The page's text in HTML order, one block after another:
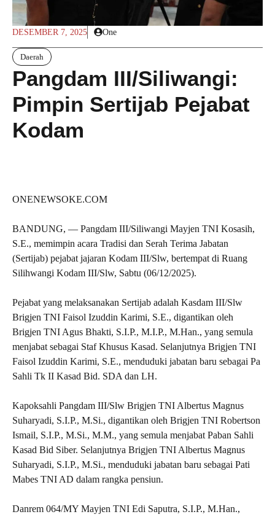
DESEMBER 7, 2025 One
Daerah
Pangdam III/Siliwangi:
Pimpin Sertijab Pejabat
Kodam
ONENEWSOKE.COM
BANDUNG, — Pangdam III/Siliwangi Mayjen TNI Kosasih,
S.E., memimpin acara Tradisi dan Serah Terima Jabatan
(Sertijab) pejabat jajaran Kodam III/Slw, bertempat di Ruang
Silihwangi Kodam III/Slw, Sabtu (06/12/2025).
Pejabat yang melaksanakan Sertijab adalah Kasdam III/Slw
Brigjen TNI Faisol Izuddin Karimi, S.E., digantikan oleh
Brigjen TNI Agus Bhakti, S.I.P., M.I.P., M.Han., yang semula
menjabat sebagai Staf Khusus Kasad. Selanjutnya Brigjen TNI
Faisol Izuddin Karimi, S.E., menduduki jabatan baru sebagai Pa
Sahli Tk II Kasad Bid. SDA dan LH.
Kapoksahli Pangdam III/Slw Brigjen TNI Albertus Magnus
Suharyadi, S.I.P., M.Si., digantikan oleh Brigjen TNI Robertson
Ismail, S.I.P., M.Si., M.M., yang semula menjabat Paban Sahli
Kasad Bid Siber. Selanjutnya Brigjen TNI Albertus Magnus
Suharyadi, S.I.P., M.Si., menduduki jabatan baru sebagai Pati
Mabes TNI AD dalam rangka pensiun.
Danrem 064/MY Mayjen TNI Edi Saputra, S.I.P., M.Han.,